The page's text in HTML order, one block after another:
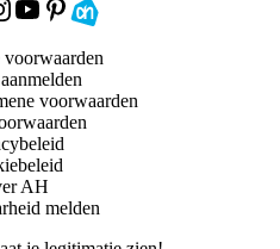
voorwaarden
AH
melden